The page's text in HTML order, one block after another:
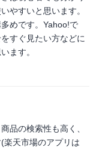
やすいと思います。
めです。Yahoo!で
すぐ見たい方などに
ます。
品の検索性も高く、
楽天市場のアプリは